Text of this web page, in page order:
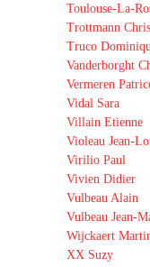
Toulouse-La-
Trottmann
Truco
Vanderborght
Vermeren
Vidal Sara
Villain Etienne
Violeau Jean-
Virilio Paul
Vivien Didier
Vulbeau Alain
Vulbeau Jean-
Wijckaert
XX Suzy